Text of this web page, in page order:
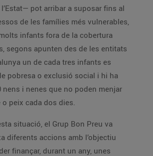
pot arribar a suposar fins al
de les famílies més vulnerables,
infants fora de la cobertura
segons apunten des de les entitats
un de cada tres infants es
pobresa o exclusió social i hi ha
nens i nenes que no poden menjar
o peix cada dos dies.
situació, el Grup Bon Preu va
diferents accions amb l’objectiu
finançar, durant un any, unes